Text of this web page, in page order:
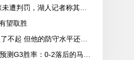
望取胜